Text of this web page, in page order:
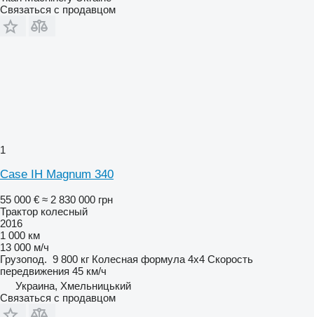
Связаться с продавцом
1
Case IH Magnum 340
55 000 € ≈ 2 830 000 грн
Трактор колесный
2016
1 000 км
13 000 м/ч
Грузопод. 9 800 кг Колесная формула 4x4 Скорость
передвижения 45 км/ч
Украина, Хмельницький
Связаться с продавцом